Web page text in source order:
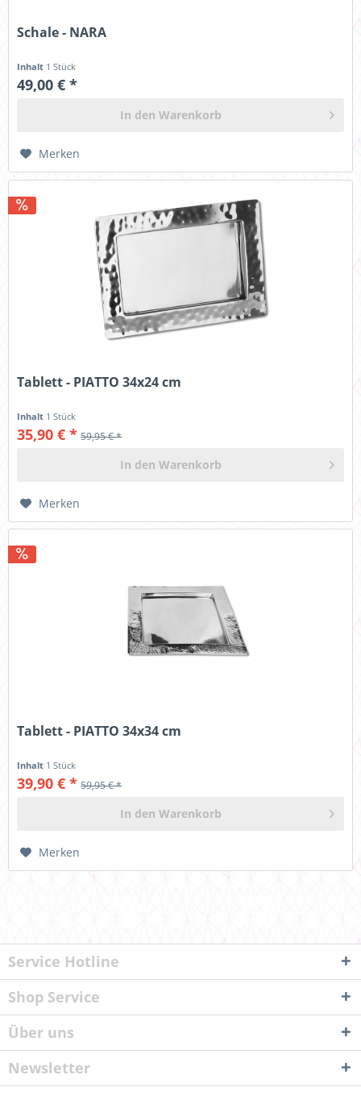
Schale - NARA
Inhalt 1 Stück
49,00 € *
In den Warenkorb
Merken
Tablett - PIATTO 34x24 cm
Inhalt 1 Stück
35,90 € * 59,95 € *
In den Warenkorb
Merken
Tablett - PIATTO 34x34 cm
Inhalt 1 Stück
39,90 € * 59,95 € *
In den Warenkorb
Merken
Service Hotline
Shop Service
Über uns
Newsletter